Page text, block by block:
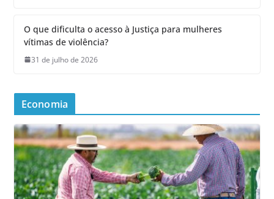
O que dificulta o acesso à Justiça para mulheres
vítimas de violência?
31 de julho de 2026
Economia